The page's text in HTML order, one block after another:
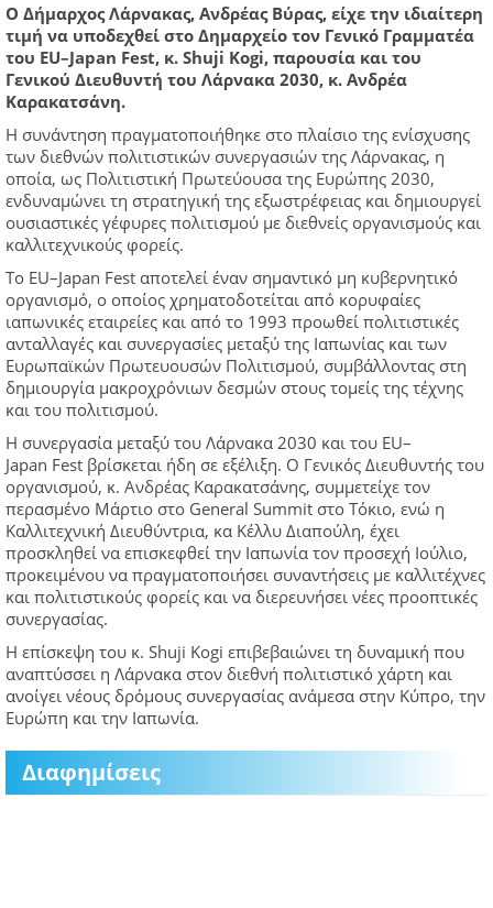
Ο Δήμαρχος Λάρνακας, Ανδρέας Βύρας, είχε την ιδιαίτερη
τιμή να υποδεχθεί στο Δημαρχείο τον Γενικό Γραμματέα
του EU–Japan Fest, κ. Shuji Kogi, παρουσία και του
Γενικού Διευθυντή του Λάρνακα 2030, κ. Ανδρέα
Καρακατσάνη.
Η συνάντηση πραγματοποιήθηκε στο πλαίσιο της ενίσχυσης
των διεθνών πολιτιστικών συνεργασιών της Λάρνακας, η
οποία, ως Πολιτιστική Πρωτεύουσα της Ευρώπης 2030,
ενδυναμώνει τη στρατηγική της εξωστρέφειας και δημιουργεί
ουσιαστικές γέφυρες πολιτισμού με διεθνείς οργανισμούς και
καλλιτεχνικούς φορείς.
Το EU–Japan Fest αποτελεί έναν σημαντικό μη κυβερνητικό
οργανισμό, ο οποίος χρηματοδοτείται από κορυφαίες
ιαπωνικές εταιρείες και από το 1993 προωθεί πολιτιστικές
ανταλλαγές και συνεργασίες μεταξύ της Ιαπωνίας και των
Ευρωπαϊκών Πρωτευουσών Πολιτισμού, συμβάλλοντας στη
δημιουργία μακροχρόνιων δεσμών στους τομείς της τέχνης
και του πολιτισμού.
Η συνεργασία μεταξύ του Λάρνακα 2030 και του EU–
Japan Fest βρίσκεται ήδη σε εξέλιξη. Ο Γενικός Διευθυντής του
οργανισμού, κ. Ανδρέας Καρακατσάνης, συμμετείχε τον
περασμένο Μάρτιο στο General Summit στο Τόκιο, ενώ η
Καλλιτεχνική Διευθύντρια, κα Κέλλυ Διαπούλη, έχει
προσκληθεί να επισκεφθεί την Ιαπωνία τον προσεχή Ιούλιο,
προκειμένου να πραγματοποιήσει συναντήσεις με καλλιτέχνες
και πολιτιστικούς φορείς και να διερευνήσει νέες προοπτικές
συνεργασίας.
Η επίσκεψη του κ. Shuji Kogi επιβεβαιώνει τη δυναμική που
αναπτύσσει η Λάρνακα στον διεθνή πολιτιστικό χάρτη και
ανοίγει νέους δρόμους συνεργασίας ανάμεσα στην Κύπρο, την
Ευρώπη και την Ιαπωνία.
Διαφημίσεις